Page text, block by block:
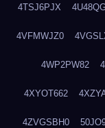
4TSJ6PJX
4VFMWJZ0
4WP2PW82
4XYOT662
4ZVGSBH0